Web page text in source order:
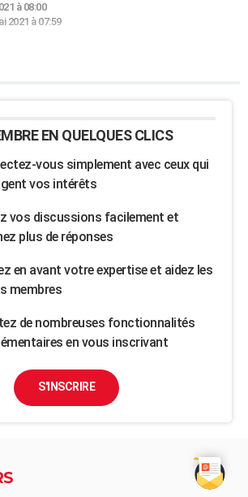
à 08:00
2021 à 07:59
EN QUELQUES CLICS
vous simplement avec ceux qui
vos intérêts
vos discussions facilement et
plus de réponses
en avant votre expertise et aidez les
membres
de nombreuses fonctionnalités
en vous inscrivant
S'INSCRIRE